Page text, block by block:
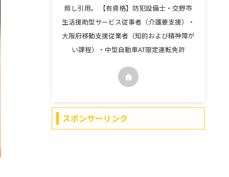
照し引用。 【有資格】防犯設備士・交野市
生活援助型サービス従事者（介護要支援）・
大阪府移動支援従業者（知的および精神障が
い課程）・中型自動車AT限定運転免許
スポンサーリンク